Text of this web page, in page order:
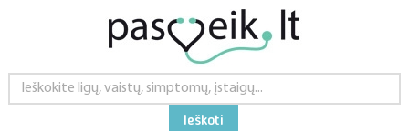
Ieškoti